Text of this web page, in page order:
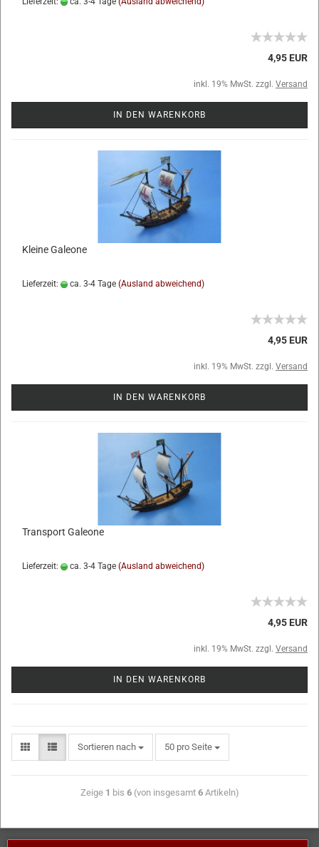
4,95 EUR
inkl. 19% MwSt. zzgl. Versand
IN DEN WARENKORB
Kleine Galeone
Lieferzeit: ca. 3-4 Tage (Ausland abweichend)
4,95 EUR
inkl. 19% MwSt. zzgl. Versand
IN DEN WARENKORB
Transport Galeone
Lieferzeit: ca. 3-4 Tage (Ausland abweichend)
4,95 EUR
inkl. 19% MwSt. zzgl. Versand
IN DEN WARENKORB
Sortieren nach 50 pro Seite
Zeige 1 bis 6(von insgesamt 6Artikeln)